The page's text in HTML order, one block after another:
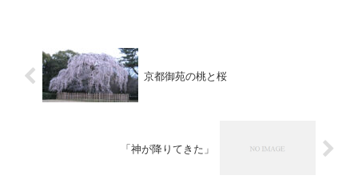
京都御苑の桃と桜
「神が降りてきた」